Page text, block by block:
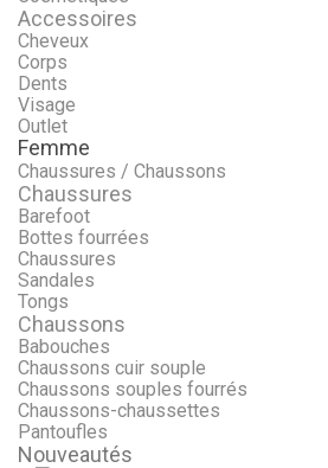
Accessoires
Cheveux
Corps
Dents
Visage
Outlet
Femme
Chaussures / Chaussons
Chaussures
Barefoot
Bottes fourrées
Chaussures
Sandales
Tongs
Chaussons
Babouches
Chaussons cuir souple
Chaussons souples fourrés
Chaussons-chaussettes
Pantoufles
Nouveautés